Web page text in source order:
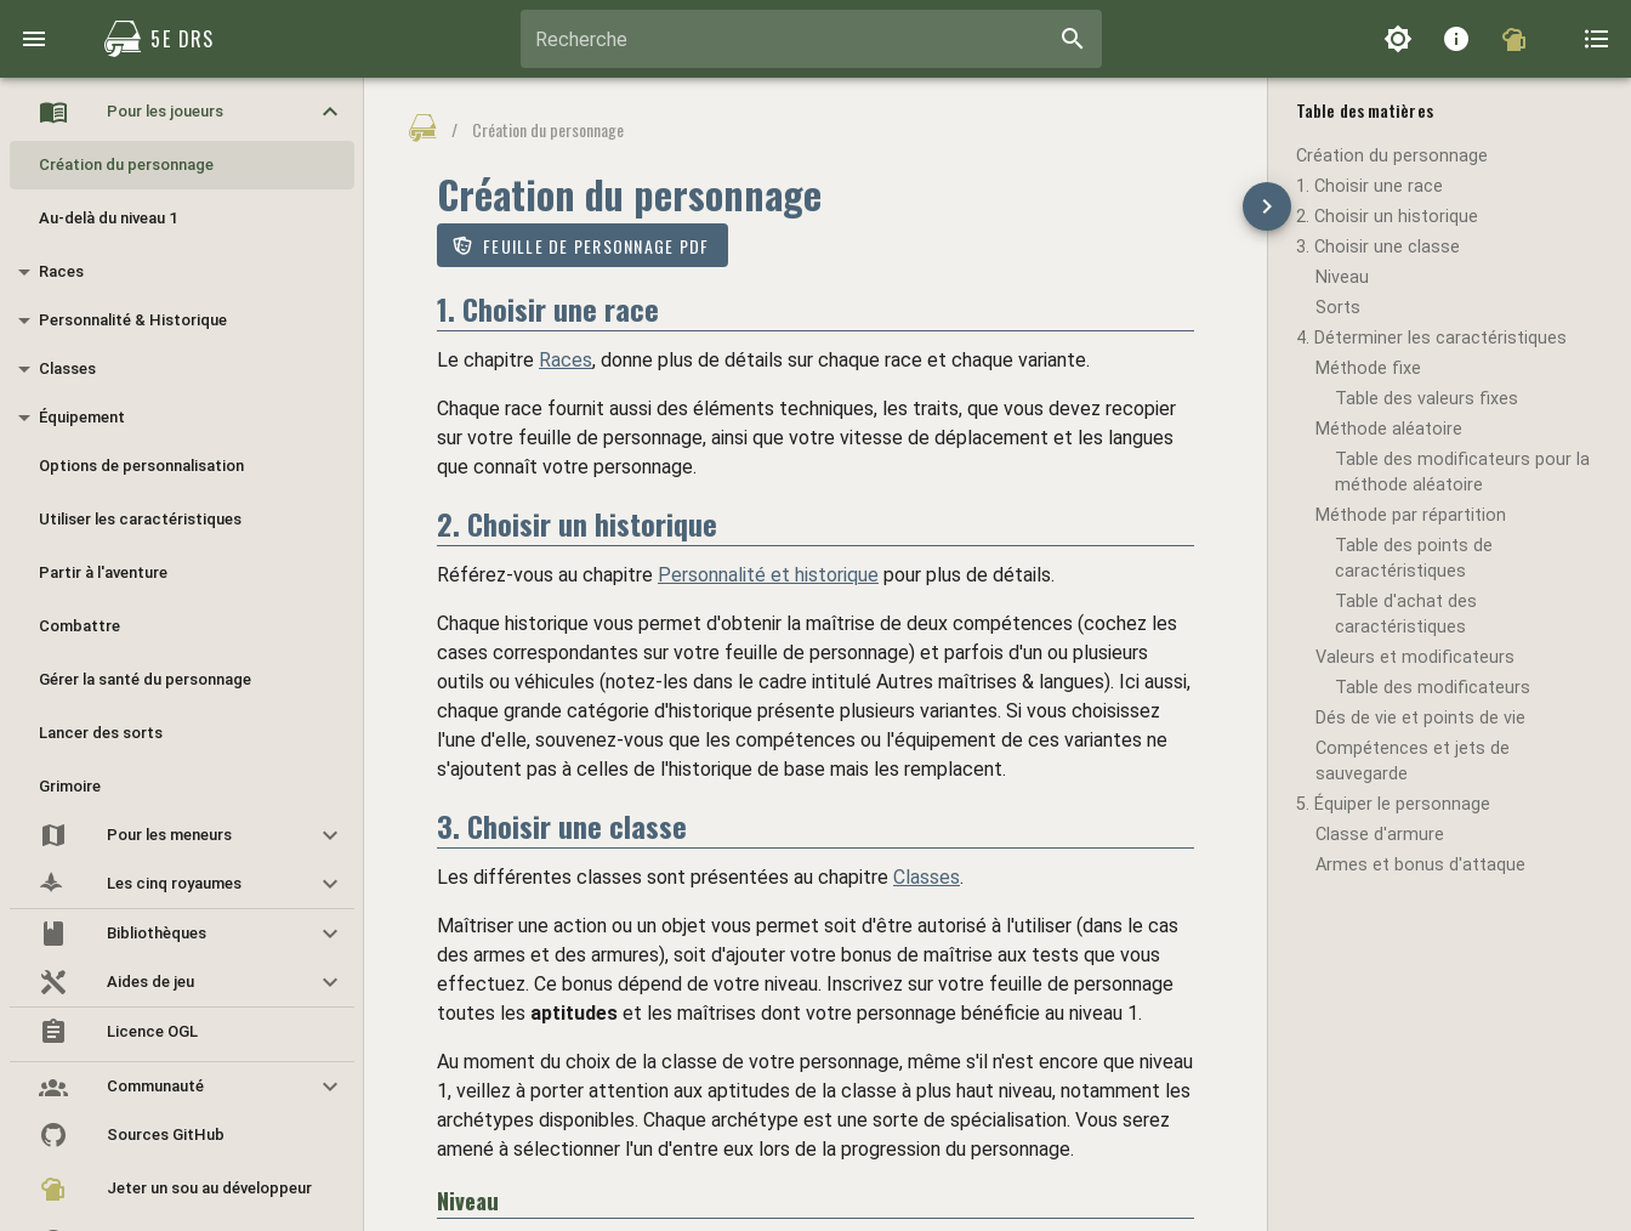
Pour les joueurs
Création du personnage
Au-delà du niveau 1
Races
Personnalité & Historique
Classes
Équipement
Options de personnalisation
Utiliser les caractéristiques
Partir à l'aventure
Combattre
Gérer la santé du personnage
Lancer des sorts
Grimoire
Pour les meneurs
8 Les cinq royaumes
Bibliothèques
Aides de jeu
Licence OGL
Communauté
Sources GitHub
Jeter un sou au développeur
Table des matières
Création du personnage
1. Choisir une race
2. Choisir un historique
3. Choisir une classe
Niveau
Sorts
4. Déterminer les caractéristiques
Méthode fixe
Table des valeurs fixes
Méthode aléatoire
Table des modificateurs pour la
méthode aléatoire
Méthode par répartition
Table des points de
caractéristiques
Table d'achat des
caractéristiques
Valeurs et modificateurs
Table des modificateurs
Dés de vie et points de vie
Compétences et jets de
sauvegarde
5. Équiper le personnage
Classe d'armure
Armes et bonus d'attaque
5E DRS Recherche
/ Création du personnage
Création du personnage
FEUILLE DE PERSONNAGE PDF
1. Choisir une race
Le chapitre Races, donne plus de détails sur chaque race et chaque variante.
Chaque race fournit aussi des éléments techniques, les traits, que vous devez recopier
sur votre feuille de personnage, ainsi que votre vitesse de déplacement et les langues
que connaît votre personnage.
2. Choisir un historique
Référez-vous au chapitre Personnalité et historique pour plus de détails.
Chaque historique vous permet d'obtenir la maîtrise de deux compétences (cochez les
cases correspondantes sur votre feuille de personnage) et parfois d'un ou plusieurs
outils ou véhicules (notez-les dans le cadre intitulé Autres maîtrises & langues). Ici aussi,
chaque grande catégorie d'historique présente plusieurs variantes. Si vous choisissez
l'une d'elle, souvenez-vous que les compétences ou l'équipement de ces variantes ne
s'ajoutent pas à celles de l'historique de base mais les remplacent.
3. Choisir une classe
Les différentes classes sont présentées au chapitre Classes.
Maîtriser une action ou un objet vous permet soit d'être autorisé à l'utiliser (dans le cas
des armes et des armures), soit d'ajouter votre bonus de maîtrise aux tests que vous
effectuez. Ce bonus dépend de votre niveau. Inscrivez sur votre feuille de personnage
toutes les aptitudes et les maîtrises dont votre personnage bénéficie au niveau 1.
Au moment du choix de la classe de votre personnage, même s'il n'est encore que niveau
1, veillez à porter attention aux aptitudes de la classe à plus haut niveau, notamment les
archétypes disponibles. Chaque archétype est une sorte de spécialisation. Vous serez
amené à sélectionner l'un d'entre eux lors de la progression du personnage.
Niveau